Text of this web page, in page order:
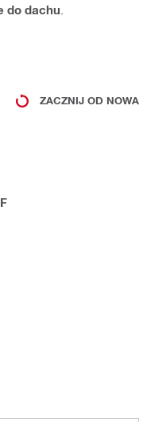
do dachu
ZACZNIJ OD NOWA